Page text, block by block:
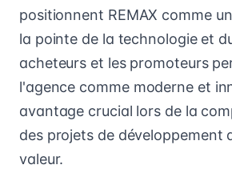
positionnent REMAX comme
la pointe de la technologie et
acheteurs et les promoteurs
l'agence comme moderne et
avantage crucial lors de la
des projets de développement
valeur.